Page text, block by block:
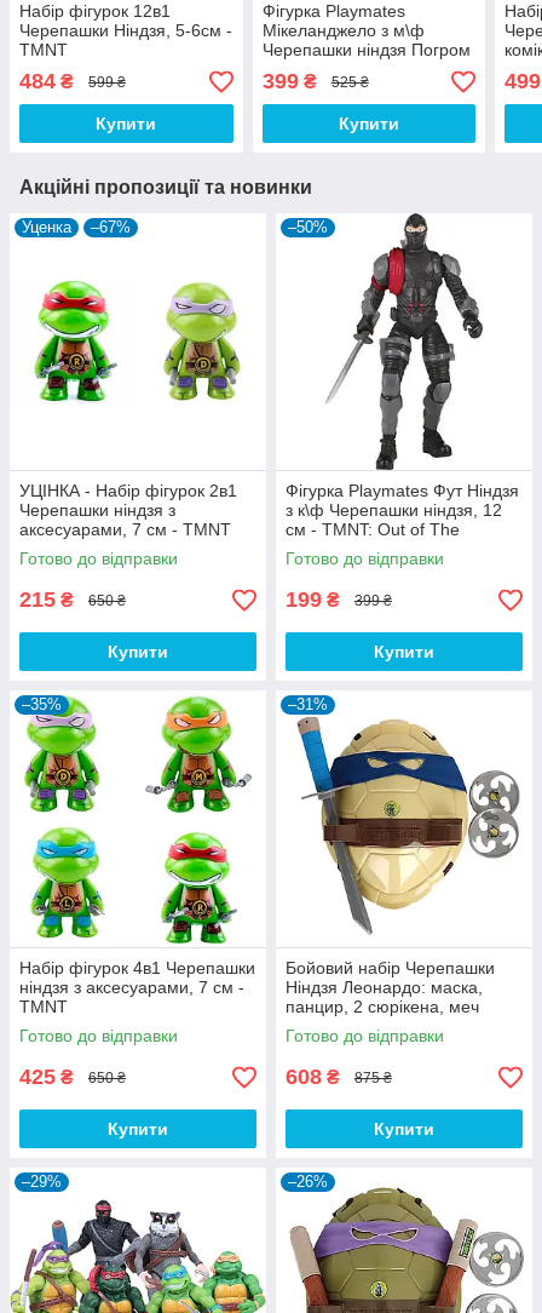
Набір фігурок 12в1
Черепашки Ніндзя, 5-6см -
TMNT
484 ₴ 599 ₴
Купити
Фігурка Playmates
Мікеланджело з м\ф
Черепашки ніндзя Погром
мутантів, 12 см - TMNT,
Nickelodeon
399₴ 525 ₴
Купити
499
Акційні пропозиції та новинки
Уценка –67%
УЦІНКА - Набір фігурок 2в1
Черепашки ніндзя з
аксесуарами, 7 см - TMNT
Готово до відправки
215 ₴ 650 ₴
Купити
–50%
Фігурка Playmates Фут Ніндзя
з к\ф Черепашки ніндзя, 12
см - TMNT: Out of The
Shadows
Готово до відправки
199 ₴ 399 ₴
Купити
–35%
Набір фігурок 4в1 Черепашки
ніндзя з аксесуарами, 7 см -
TMNT
Готово до відправки
425 ₴ 650 ₴
Купити
–31%
Бойовий набір Черепашки
Ніндзя Леонардо: маска,
панцир, 2 сюрікена, меч
Готово до відправки
608 ₴ 875 ₴
Купити
–29% –26%